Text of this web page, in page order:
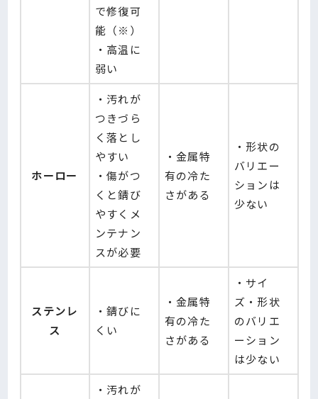
で修復可
能（※）
・高温に
弱い
ホーロー
・汚れが
つきづら
く落とし
やすい
・傷がつ
くと錆び
やすくメ
ンテナン
スが必要
・金属特
有の冷た
さがある
・形状の
バリエー
ションは
少ない
ステンレ
ス
・錆びに
くい
・金属特
有の冷た
さがある
・サイ
ズ・形状
のバリエ
ーション
は少ない
・汚れが